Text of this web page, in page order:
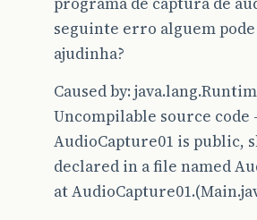
seguinte erro alguem
ajudinha?
Caused by:
Uncompilable source code
AudioCapture01 is public,
declared in a file named
at